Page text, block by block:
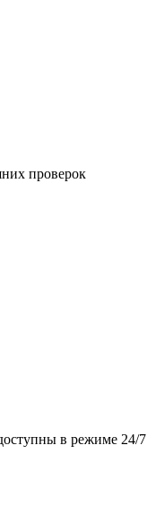
проверок
в режиме 24/7